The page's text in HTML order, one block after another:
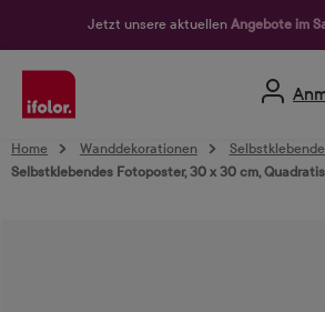
Jetzt unsere aktuellen Angebote im
Home Wanddekorationen
Selbstklebendes Fotoposter, 30 x 30 cm,